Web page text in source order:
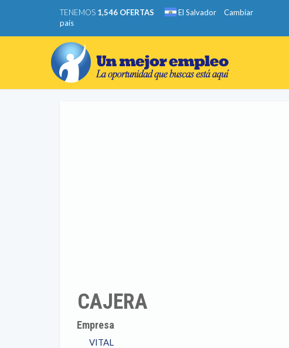
TENEMOS 1,546 OFERTAS El Salvador
Cambiar
país
CAJERA
Empresa
VITAL